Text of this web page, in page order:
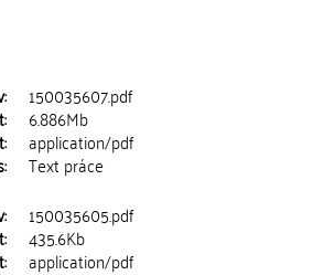
150035607.pdf
6.886Mb
application/pdf
Text práce
150035605.pdf
435.6Kb
application/pdf